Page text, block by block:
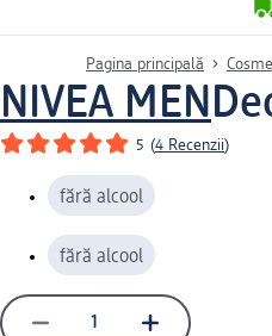
Pagina principală
NIVEA MEN
5 (4 Recenzii)
fără alcool
fără alcool